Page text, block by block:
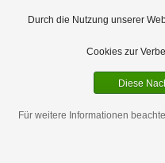
DE
EUR
Durch die Nutzung unserer
Cookies zur
Diese
Für weitere Informationen